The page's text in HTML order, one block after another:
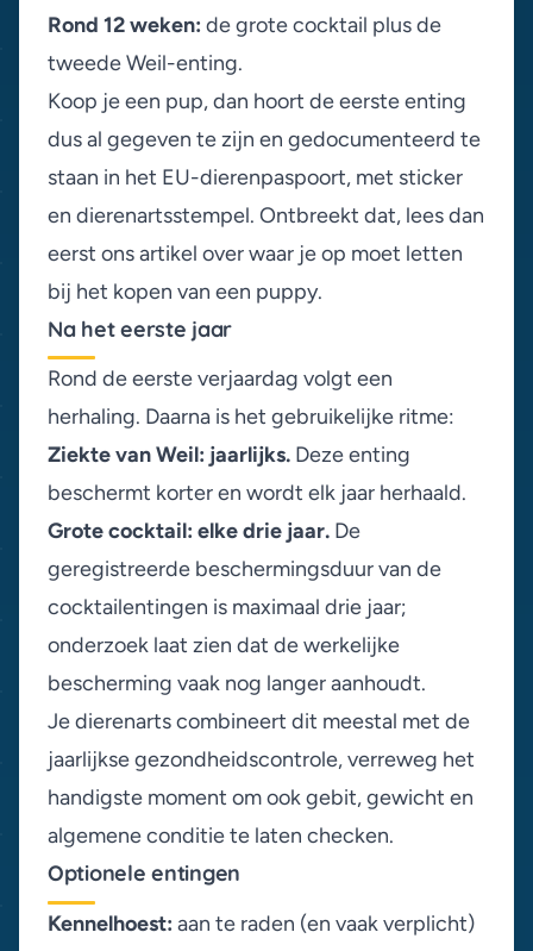
Rond 12 weken: de grote cocktail plus de
tweede Weil-enting.
Koop je een pup, dan hoort de eerste enting
dus al gegeven te zijn en gedocumenteerd te
staan in het EU-dierenpaspoort, met sticker
en dierenartsstempel. Ontbreekt dat, lees dan
eerst ons artikel overwaar je op moet letten
bij het kopen van een puppy.
Na het eerste jaar
Rond de eerste verjaardag volgt een
herhaling. Daarna is het gebruikelijke ritme:
Ziekte van Weil: jaarlijks. Deze enting
beschermt korter en wordt elk jaar herhaald.
Grote cocktail: elke drie jaar. De
geregistreerde beschermingsduur van de
cocktailentingen is maximaal drie jaar;
onderzoek laat zien dat de werkelijke
bescherming vaak nog langer aanhoudt.
Je dierenarts combineert dit meestal met de
jaarlijkse gezondheidscontrole, verreweg het
handigste moment om ook gebit, gewicht en
algemene conditie te laten checken.
Optionele entingen
Kennelhoest: aan te raden (en vaak verplicht)